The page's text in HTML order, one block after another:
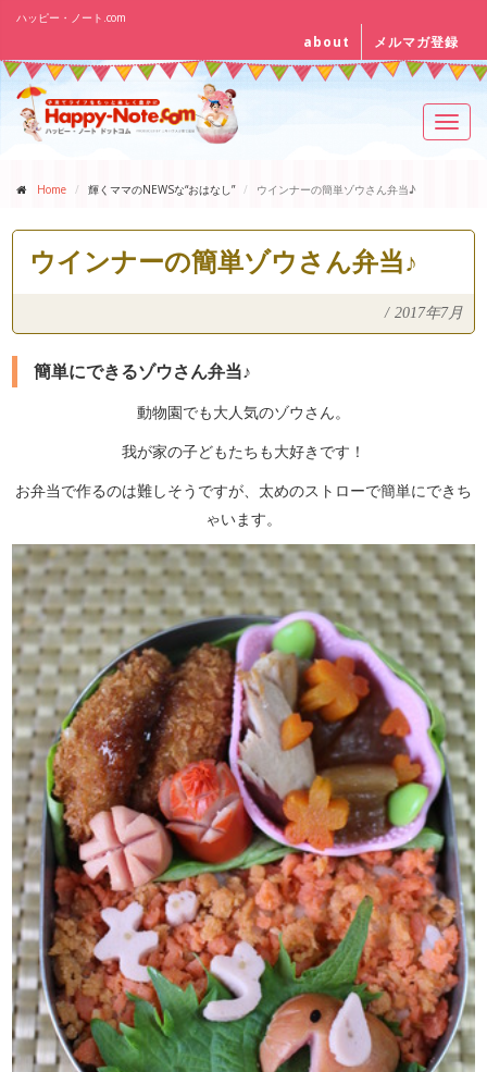
ハッピー・ノート.com
about メルマガ登録
Home 輝くママのNEWSな“おはなし” ウインナーの簡単ゾウさん弁当♪
ウインナーの簡単ゾウさん弁当♪
/ 2017年7月
簡単にできるゾウさん弁当♪
動物園でも大人気のゾウさん。
我が家の子どもたちも大好きです！
お弁当で作るのは難しそうですが、太めのストローで簡単にできち
ゃいます。